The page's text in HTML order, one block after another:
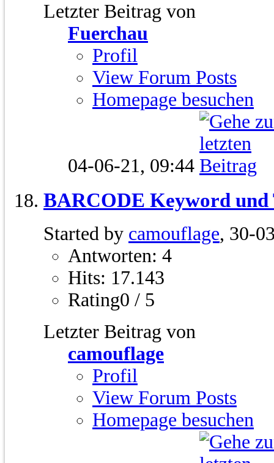
Letzter Beitrag von
Fuerchau
Profil
View Forum Posts
Homepage besuchen
04-06-21, 09:44
BARCODE Keyword und
Started by camouflage, 30-
Antworten: 4
Hits: 17.143
Rating0 / 5
Letzter Beitrag von
camouflage
Profil
View Forum Posts
Homepage besuchen